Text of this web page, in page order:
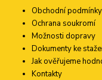
Obchodní podmínky
Ochrana soukromí
Možnosti dopravy
Dokumenty ke
Jak ověřujeme
Kontakty